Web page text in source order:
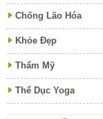
Chống Lão Hóa
Khỏe Đẹp
Thẩm Mỹ
Thể Dục Yoga